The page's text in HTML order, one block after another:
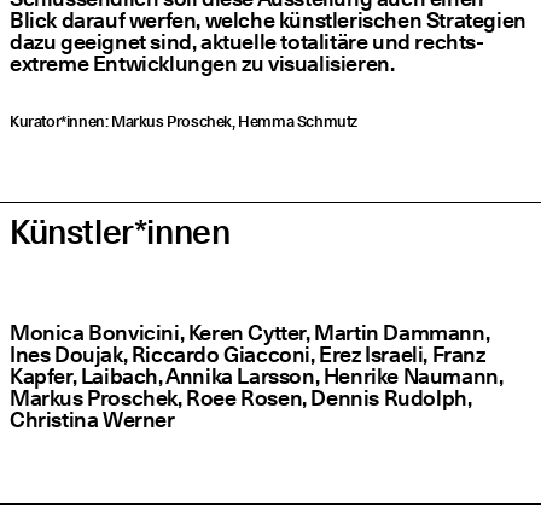
Blick dar­auf wer­fen, wel­che künst­le­ri­schen Stra­te­gien
dazu geeig­net sind, aktu­el­le tota­li­tä­re und rechts­
extre­me Ent­wick­lun­gen zu visualisieren.
Kurator*innen: Mar­kus Pro­schek, Hem­ma Schmutz
Künstler*innen
Moni­ca Bon­vici­ni, Keren Cyt­ter, Mar­tin Dam­mann,
Ines Dou­jak, Ric­car­do Giac­co­ni, Erez Israe­li, Franz
Kap­fer, Lai­bach, Anni­ka Lars­son, Hen­ri­ke Nau­mann,
Mar­kus Pro­schek, Roee Rosen, Den­nis Rudolph,
Chris­ti­na Werner